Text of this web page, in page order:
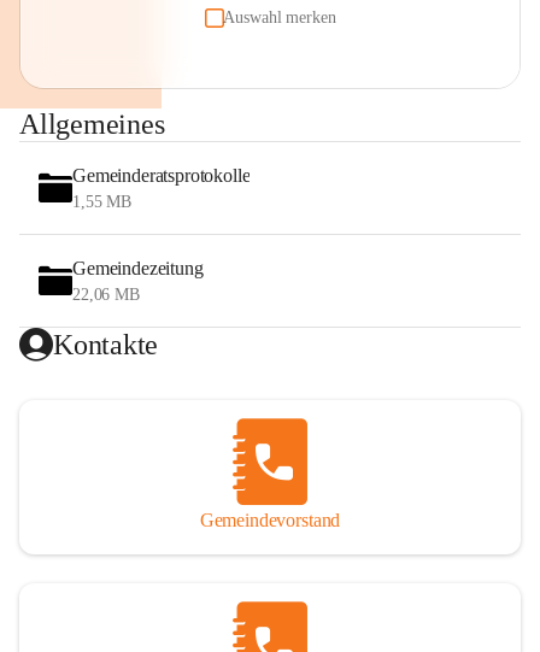
Auswahl merken
Allgemeines
Gemeinderatsprotokolle
1,55 MB
Gemeindezeitung
22,06 MB
Kontakte
Gemeindevorstand